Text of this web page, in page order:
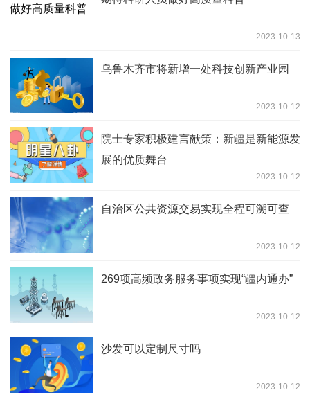
2023-10-13
乌鲁木齐市将新增一处科技创新产业园
2023-10-12
院士专家积极建言献策：新疆是新能源发
展的优质舞台
2023-10-12
自治区公共资源交易实现全程可溯可查
2023-10-12
269项高频政务服务事项实现“疆内通办”
2023-10-12
沙发可以定制尺寸吗
2023-10-12